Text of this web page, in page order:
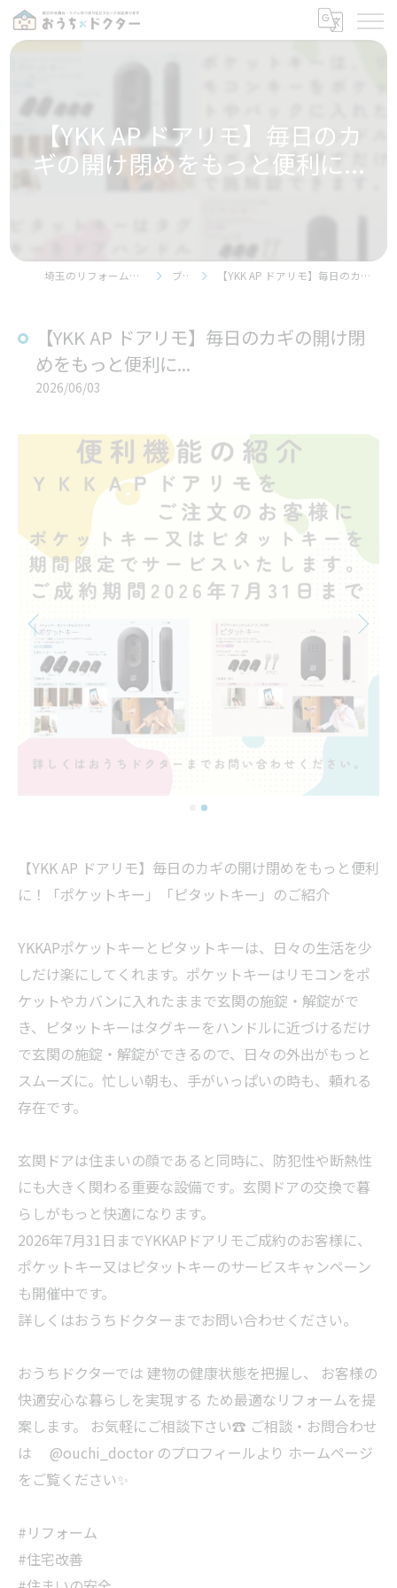
【YKK AP ドアリモ】毎日のカ
ギの開け閉めをもっと便利に...
埼玉のリフォームならおうちドクター ブログ 【YKK AP ドアリモ】毎日のカギの開け閉めをもっと便利に...
【YKK AP ドアリモ】毎日のカギの開け閉
めをもっと便利に...
2026/06/03
【YKK AP ドアリモ】毎日のカギの開け閉めをもっと便利
に！「ポケットキー」「ピタットキー」のご紹介
YKKAPポケットキーとピタットキーは、日々の生活を少
しだけ楽にしてくれます。ポケットキーはリモコンをポ
ケットやカバンに入れたままで玄関の施錠・解錠がで
き、ピタットキーはタグキーをハンドルに近づけるだけ
で玄関の施錠・解錠ができるので、日々の外出がもっと
スムーズに。忙しい朝も、手がいっぱいの時も、頼れる
存在です。
玄関ドアは住まいの顔であると同時に、防犯性や断熱性
にも大きく関わる重要な設備です。玄関ドアの交換で暮
らしがもっと快適になります。
2026年7月31日までYKKAPドアリモご成約のお客様に、
ポケットキー又はピタットキーのサービスキャンペーン
も開催中です。
詳しくはおうちドクターまでお問い合わせください。
おうちドクターでは 建物の健康状態を把握し、 お客様の
快適安心な暮らしを実現する ため最適なリフォームを提
案します。 お気軽にご相談下さい☎ ご相談・お問合わせ
は @ouchi_doctor のプロフィールより ホームページ
をご覧ください✨
#リフォーム
#住宅改善